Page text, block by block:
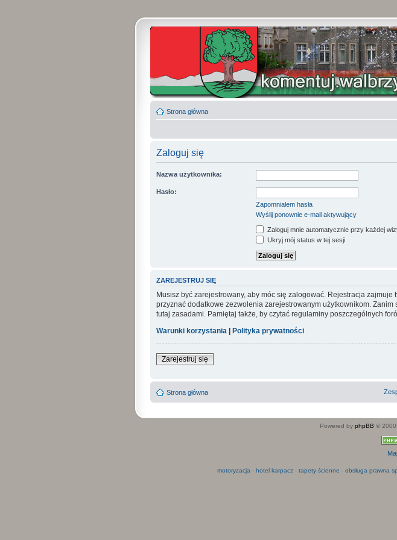
Strona główna
Zaloguj się
Nazwa użytkownika:
Hasło:
Zapomniałem hasła
Wyślij ponownie e-mail aktywujący
Zaloguj mnie automatycznie przy każdej
Ukryj mój status w tej sesji
ZAREJESTRUJ SIĘ
Musisz być zarejestrowany, aby móc się zalogować. Rejestracja
przyznać dodatkowe zezwolenia zarejestrowanym użytkownikom.
tutaj zasadami. Pamiętaj także, by czytać regulaminy poszczególnych
Warunki korzystania | Polityka prywatności
Zarejestruj się
Strona główna
Powered by phpBB ©
motoryzacja - hotel karpacz- tapety ścienne - obsługa prawna